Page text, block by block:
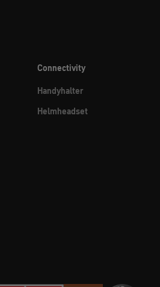
Connectivity
Handyhalter
Helmheadset